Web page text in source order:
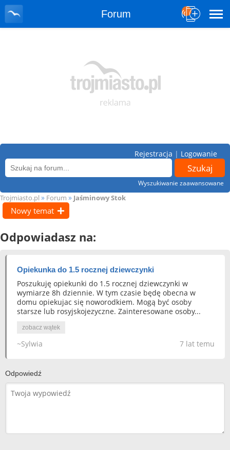
Forum
Wyszukiwanie zaawansowane
Rejestracja | Logowanie
Trojmiasto.pl » Forum » Jaśminowy Stok
Nowy temat
Odpowiadasz na:
Opiekunka do 1.5 rocznej dziewczynki
Poszukuję opiekunki do 1.5 rocznej dziewczynki w
wymiarze 8h dziennie. W tym czasie będę obecna w
domu opiekujac się noworodkiem. Mogą być osoby
starsze lub rosyjskojezyczne. Zainteresowane osoby...
zobacz wątek
7 lat temu
~Sylwia
Odpowiedź